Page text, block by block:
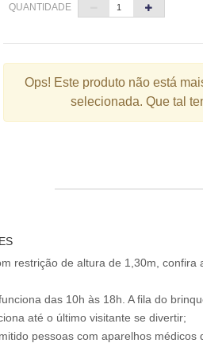
24 25
30 31
QUANTIDADE
Ops! Este produto não está
selecionada. Que tal
restrição de altura de 1,30m, confira
das 10h às 18h. A fila do
até o último visitante se divertir;
pessoas com aparelhos médicos